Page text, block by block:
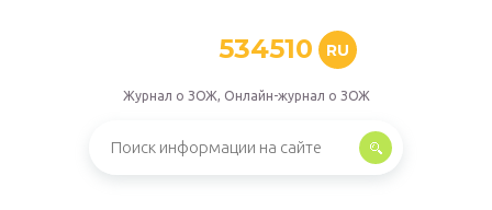
534510 RU
Журнал о ЗОЖ, Онлайн-журнал о ЗОЖ